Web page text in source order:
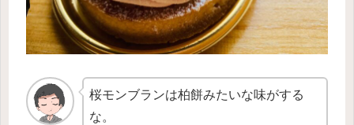
桜モンブランは柏餅みたいな味がする
な。